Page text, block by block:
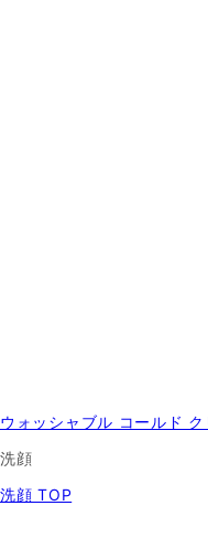
ウォッシャブル コールド ク
洗顔
洗顔 TOP